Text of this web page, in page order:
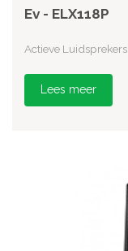
Ev - ELX118P
Actieve Luidsprekers
Lees meer